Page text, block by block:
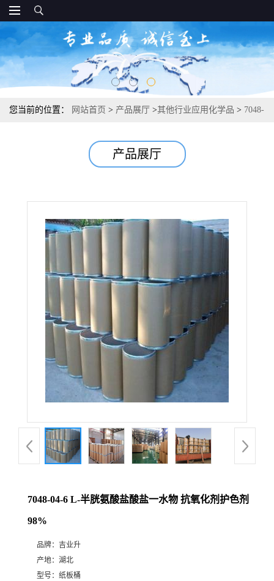
您当前的位置： 网站首页 > 产品展厅 >其他行业应用化学品 > 7048-
产品展厅
7048-04-6 L-半胱氨酸盐酸盐一水物 抗氧化剂护色剂
98%
品牌： 吉业升
产地： 湖北
型号： 纸板桶